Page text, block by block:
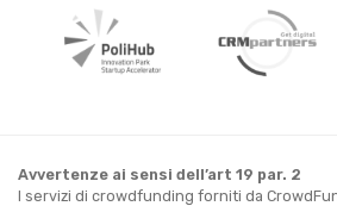
Avvertenze ai sensi dell’art 19 par. 2
I servizi di crowdfunding forniti da